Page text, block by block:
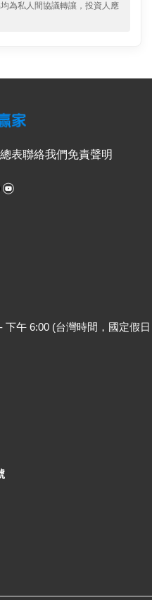
為私人間協議轉讓，投資人應
表聯絡我們免責聲明
下午 6:00 (台灣時間，國定假日